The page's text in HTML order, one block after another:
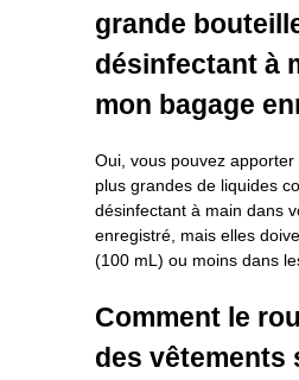
grande
désinfectant à
mon bagage
Oui, vous pouvez
plus grandes de liquides
désinfectant à main dans
enregistré, mais elles
(100 mL) ou moins dans
Comment le
des vêtements